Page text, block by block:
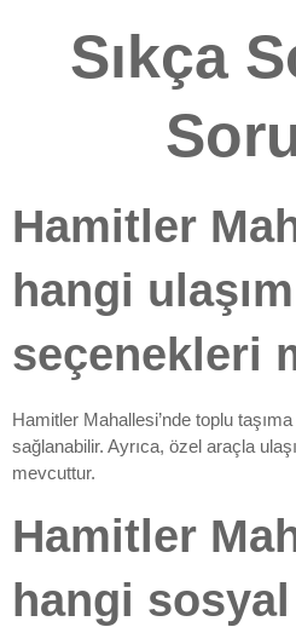
Sıkça
Hamitler
hangi ulaşım
seçenekleri
Hamitler Mahallesi’nde toplu
sağlanabilir. Ayrıca, özel araçla
mevcuttur.
Hamitler
hangi